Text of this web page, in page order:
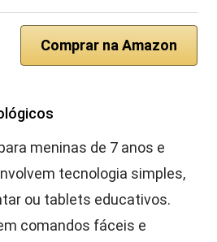
Comprar na Amazon
meninas de 7 anos e
tecnologia simples,
ou tablets educativos.
comandos fáceis e